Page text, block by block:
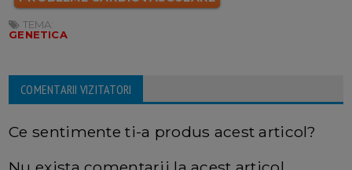
TEMA:
GENETICA
COMENTARII VIZITATORI
Ce sentimente ti-a produs acest articol?